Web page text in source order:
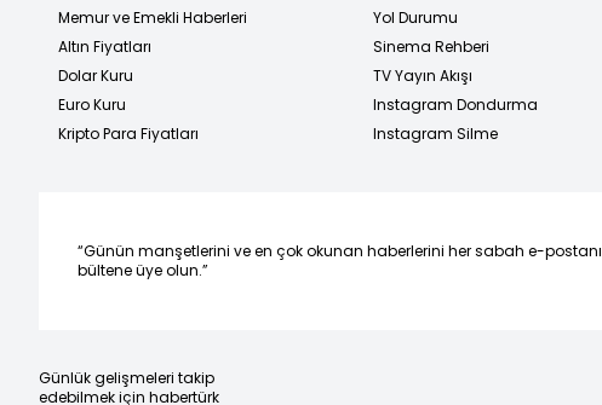
Memur ve Emekli Haberleri
Altın Fiyatları
Dolar Kuru
Euro Kuru
Kripto Para Fiyatları
Yol Durumu
Sinema Rehberi
TV Yayın Akışı
Instagram Dondurma
Instagram Silme
“Günün manşetlerini ve en çok okunan haberlerini her sabah e-
bültene üye olun.”
Günlük gelişmeleri takip
edebilmek için habertürk